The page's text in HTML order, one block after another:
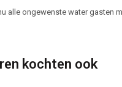
alle ongewenste water gasten
kochten ook